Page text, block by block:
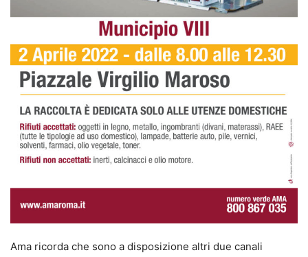
Ama ricorda che sono a disposizione altri due canali